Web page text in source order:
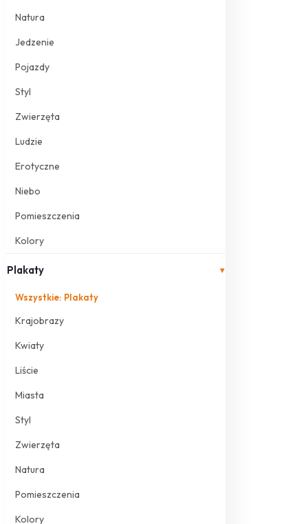
Natura
Jedzenie
Pojazdy
Styl
Zwierzęta
Ludzie
Erotyczne
Niebo
Pomieszczenia
Kolory
Plakaty ▾
Wszystkie: Plakaty
Krajobrazy
Kwiaty
Liście
Miasta
Styl
Zwierzęta
Natura
Pomieszczenia
Kolory